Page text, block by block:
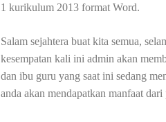
1 kurikulum 2013 format Word.
Salam sejahtera buat kita semua,
kesempatan kali ini admin akan
dan ibu guru yang saat ini sedang
anda akan mendapatkan manfaat